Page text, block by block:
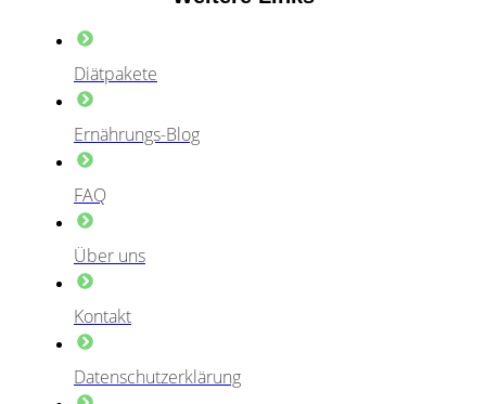
Diätpakete
Ernährungs-Blog
FAQ
Über uns
Kontakt
Datenschutzerklärung